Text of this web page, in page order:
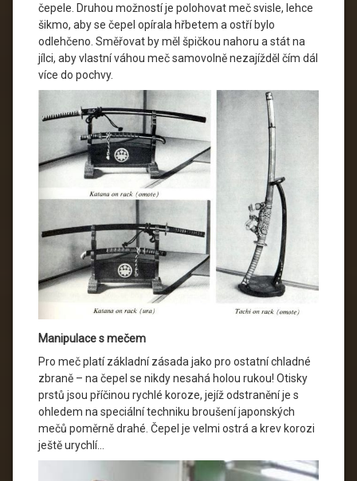
čepele. Druhou možností je polohovat meč svisle, lehce
šikmo, aby se čepel opírala hřbetem a ostří bylo
odlehčeno. Směřovat by měl špičkou nahoru a stát na
jílci, aby vlastní váhou meč samovolně nezajížděl čím dál
více do pochvy.
Manipulace s mečem
Pro meč platí základní zásada jako pro ostatní chladné
zbraně – na čepel se nikdy nesahá holou rukou! Otisky
prstů jsou příčinou rychlé koroze, jejíž odstranění je s
ohledem na speciální techniku broušení japonských
mečů poměrně drahé. Čepel je velmi ostrá a krev korozi
ještě urychlí…